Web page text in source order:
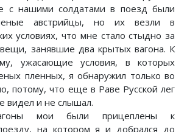
с нашими солдатами в поезд были
австрийцы, но их везли в
условиях, что мне стало стыдно за
занявшие два крытых вагона. К
ужасающие условия, в которых
пленных, я обнаружил только во
потому, что еще в Раве Русской лег
видел и не слышал.
мои были прицеплены к
на котором я и добрался до